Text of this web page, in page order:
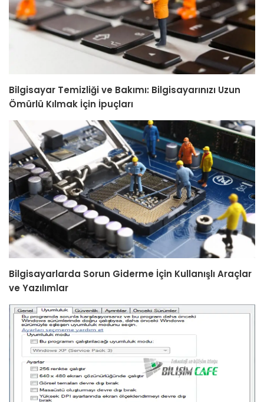
Bilgisayar Temizliği ve Bakımı: Bilgisayarınızı Uzun
Ömürlü Kılmak İçin İpuçları
Bilgisayarlarda Sorun Giderme İçin Kullanışlı Araçlar
ve Yazılımlar